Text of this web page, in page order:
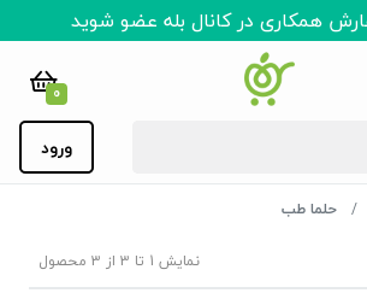
همکاری در کانال بله عضو شوید
0
ورود
حلما طب
نمایش 1 تا 3 از 3 محصول